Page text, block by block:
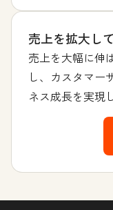
売上を拡大し
売上を大幅に伸
し、カスタマー
ネス成長を実現